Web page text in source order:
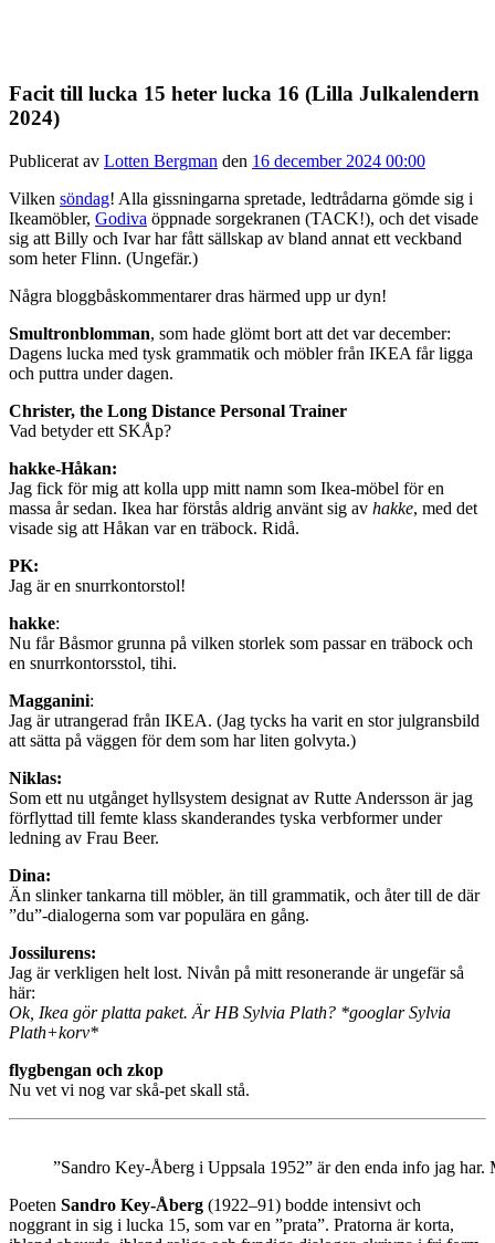
Facit till lucka 15 heter lucka 16 (Lilla Julkalendern
2024)
Publicerat av Lotten Bergman den 16 december 2024 00:00
Vilken söndag! Alla gissningarna spretade, ledtrådarna gömde sig i
Ikeamöbler, Godiva öppnade sorgekranen (TACK!), och det visade
sig att Billy och Ivar har fått sällskap av bland annat ett veckband
som heter Flinn. (Ungefär.)
Några bloggbåskommentarer dras härmed upp ur dyn!
Smultronblomman, som hade glömt bort att det var december:
Dagens lucka med tysk grammatik och möbler från IKEA får ligga
och puttra under dagen.
Christer, the Long Distance Personal Trainer
Vad betyder ett SKÅp?
hakke-Håkan:
Jag fick för mig att kolla upp mitt namn som Ikea-möbel för en
massa år sedan. Ikea har förstås aldrig använt sig av hakke, med det
visade sig att Håkan var en träbock. Ridå.
PK:
Jag är en snurrkontorstol!
hakke:
Nu får Båsmor grunna på vilken storlek som passar en träbock och
en snurrkontorsstol, tihi.
Magganini:
Jag är utrangerad från IKEA. (Jag tycks ha varit en stor julgransbild
att sätta på väggen för dem som har liten golvyta.)
Niklas:
Som ett nu utgånget hyllsystem designat av Rutte Andersson är jag
förflyttad till femte klass skanderandes tyska verbformer under
ledning av Frau Beer.
Dina:
Än slinker tankarna till möbler, än till grammatik, och åter till de där
”du”-dialogerna som var populära en gång.
Jossilurens:
Jag är verkligen helt lost. Nivån på mitt resonerande är ungefär så
här:
Ok, Ikea gör platta paket. Är HB Sylvia Plath? *googlar Sylvia
Plath+korv*
flygbengan och zkop
Nu vet vi nog var skå-pet skall stå.
”Sandro Key-Åberg i Uppsala 1952” är den enda info jag
Poeten Sandro Key-Åberg (1922–91) bodde intensivt och
noggrant in sig i lucka 15, som var en ”prata”. Pratorna är korta,